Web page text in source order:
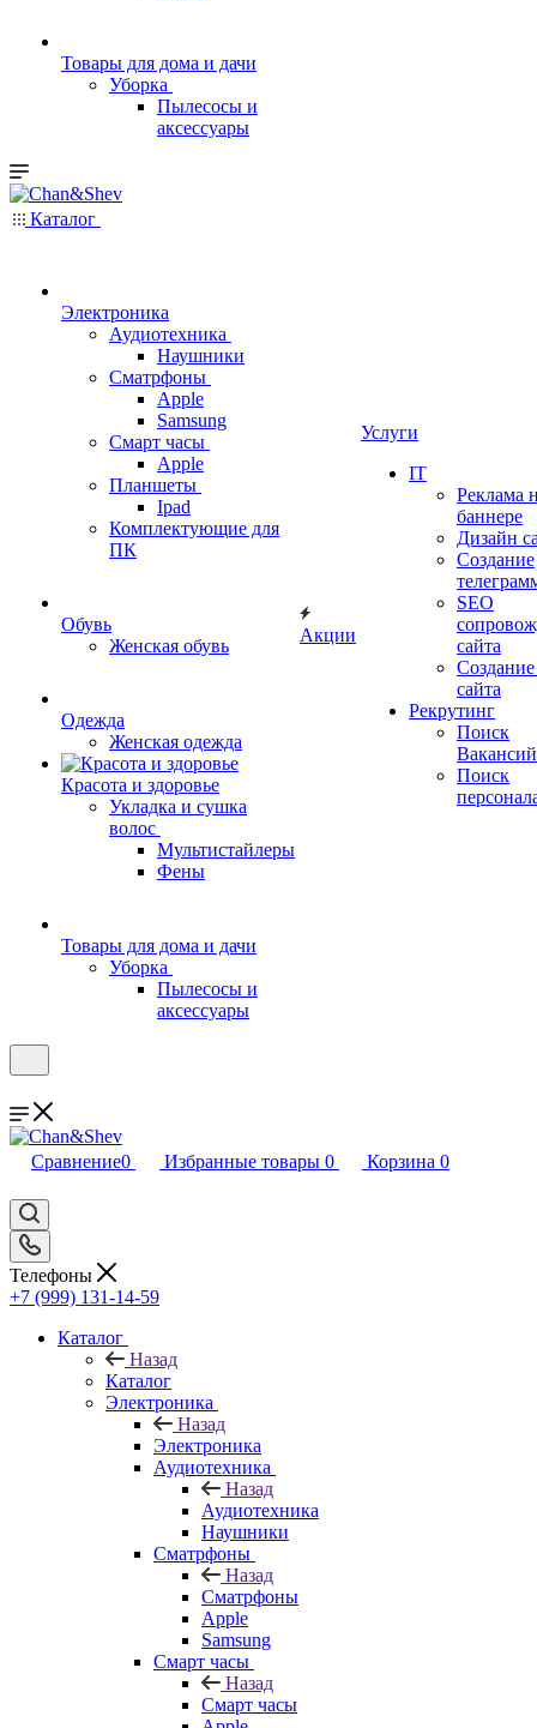
Товары для дома и дачи
Уборка
Пылесосы и
аксессуары
Каталог
Электроника
Аудиотехника
Наушники
Сматрфоны
Apple
Samsung
Смарт часы
Apple
Планшеты
Ipad
Комплектующие для
ПК
Обувь
Женская обувь
Одежда
Женская одежда
Красота и здоровье
Укладка и сушка
волос
Мультистайлеры
Фены
Товары для дома и дачи
Уборка
Пылесосы и
аксессуары
Акции
Услуги
IT
Реклама
баннере
Дизайн
Создание
SEO
сайта
сайта
Рекрутинг
Поиск
Вакансий
Поиск
Сравнение0 Избранные товары 0 Корзина 0
Телефоны
+7 (999) 131-14-59
Каталог
Назад
Каталог
Электроника
Назад
Электроника
Аудиотехника
Назад
Аудиотехника
Наушники
Сматрфоны
Назад
Сматрфоны
Apple
Samsung
Смарт часы
Назад
Смарт часы